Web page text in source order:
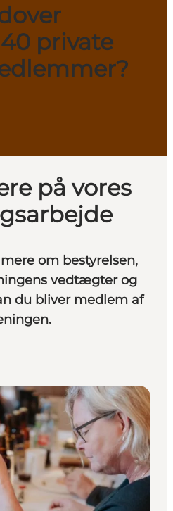
private
på vores
om bestyrelsen,
vedtægter og
du bliver medlem af